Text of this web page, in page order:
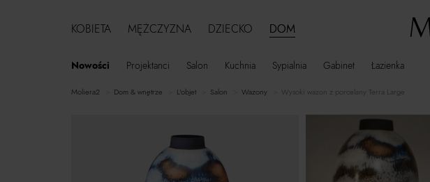
KOBIETA MĘŻCZYZNA DZIECKO DOM
Nowości Projektanci Salon Kuchnia Sypialnia Gabinet Łazienka
moliera2 dom & wnętrze L'objet salon wazony Wysoki wazon z porcelany Terra Large